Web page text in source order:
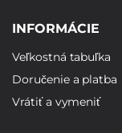
INFORMÁCIE
Veľkostná tabuľka
Doručenie a platba
Vrátiť a vymeniť